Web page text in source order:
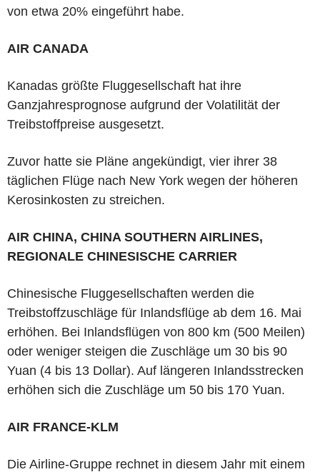
von etwa 20% eingeführt habe.
AIR CANADA
Kanadas größte Fluggesellschaft hat ihre
Ganzjahresprognose aufgrund der Volatilität der
Treibstoffpreise ausgesetzt.
Zuvor hatte sie Pläne angekündigt, vier ihrer 38
täglichen Flüge nach New York wegen der höheren
Kerosinkosten zu streichen.
AIR CHINA, CHINA SOUTHERN AIRLINES,
REGIONALE CHINESISCHE CARRIER
Chinesische Fluggesellschaften werden die
Treibstoffzuschläge für Inlandsflüge ab dem 16. Mai
erhöhen. Bei Inlandsflügen von 800 km (500 Meilen)
oder weniger steigen die Zuschläge um 30 bis 90
Yuan (4 bis 13 Dollar). Auf längeren Inlandsstrecken
erhöhen sich die Zuschläge um 50 bis 170 Yuan.
AIR FRANCE-KLM
Die Airline-Gruppe rechnet in diesem Jahr mit einem